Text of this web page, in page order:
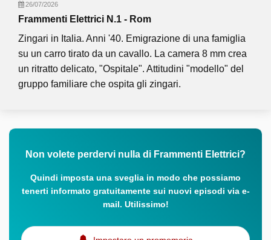
26/07/2026
Frammenti Elettrici N.1 - Rom
Zingari in Italia. Anni '40. Emigrazione di una famiglia
su un carro tirato da un cavallo. La camera 8 mm crea
un ritratto delicato, "Ospitale". Attitudini "modello" del
gruppo familiare che ospita gli zingari.
Non volete perdervi nulla di Frammenti Elettrici?
Quindi imposta una sveglia in modo che possiamo
tenerti informato gratuitamente sui nuovi episodi via e-
mail. Utilissimo!